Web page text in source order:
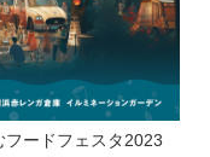
ードフェスタ2023